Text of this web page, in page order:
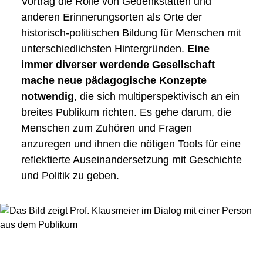
anderen Erinnerungsorten als Orte der
historisch-politischen Bildung für Menschen mit
unterschiedlichsten Hintergründen. Eine
immer diverser werdende Gesellschaft
mache neue pädagogische Konzepte
notwendig, die sich multiperspektivisch an ein
breites Publikum richten. Es gehe darum, die
Menschen zum Zuhören und Fragen
anzuregen und ihnen die nötigen Tools für eine
reflektierte Auseinandersetzung mit Geschichte
und Politik zu geben.